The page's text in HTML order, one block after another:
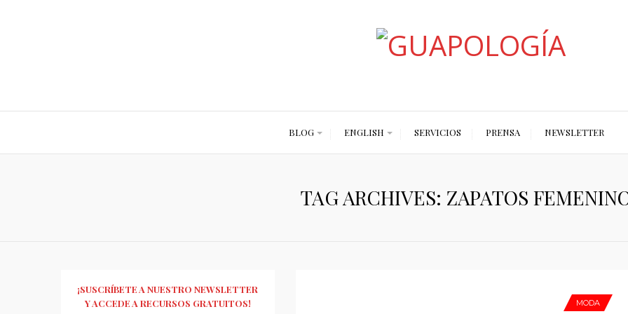
BLOG ENGLISH SERVICIOS PRENSA NEWSLETTER
TAG ARCHIVES: ZAPATOS
MODA
¡SUSCRÍBETE A NUESTRO NEWSLETTER
Y ACCEDE A RECURSOS GRATUITOS!